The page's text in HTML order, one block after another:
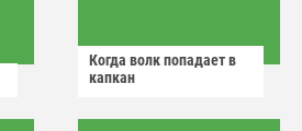
Когда волк попадает в
капкан